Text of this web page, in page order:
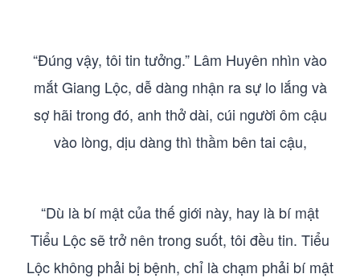
“Đúng vậy, tôi tin tưởng.” Lâm Huyên nhìn vào
mắt Giang Lộc, dễ dàng nhận ra sự lo lắng và
sợ hãi trong đó, anh thở dài, cúi người ôm cậu
vào lòng, dịu dàng thì thầm bên tai cậu,
“Dù là bí mật của thế giới này, hay là bí mật
Tiểu Lộc sẽ trở nên trong suốt, tôi đều tin. Tiểu
Lộc không phải bị bệnh, chỉ là chạm phải bí mật